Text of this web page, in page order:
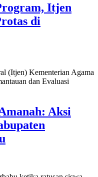
Itjen
di
(Itjen) Kementerian Agama
dan Evaluasi
Aksi